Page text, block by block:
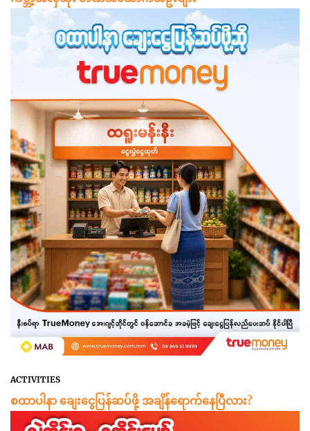
ACTIVITIES
စထာပါနာ ချေးငွေပြန်ဆပ်ဖို့ အချိန်ရောက်နေပြီလား?